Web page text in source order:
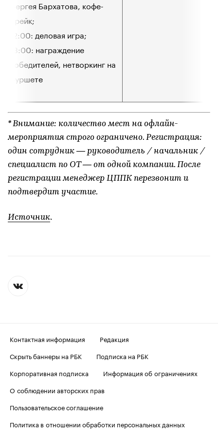
Сергея Бархатова, кофе-
брейк;
12:00: деловая игра;
13:00: награждение
победителей, нетворкинг на
фуршете
* Внимание: количество мест на офлайн-
мероприятия строго ограничено. Регистрация:
один сотрудник — руководитель / начальник /
специалист по ОТ — от одной компании. После
регистрации менеджер ЦППК перезвонит и
подтвердит участие.
Источник.
Контактная информация
Редакция
Скрыть баннеры на РБК
Подписка на РБК
Корпоративная подписка
Информация об ограничениях
О соблюдении авторских прав
Пользовательское соглашение
Политика в отношении обработки персональных данных